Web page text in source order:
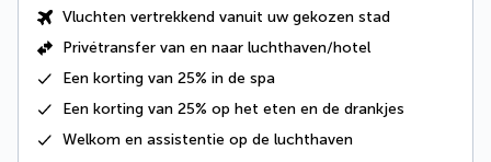
Vluchten vertrekkend vanuit uw gekozen stad
Privétransfer van en naar luchthaven/hotel
Een korting van 25% in de spa
Een korting van 25% op het eten en de drankjes
Welkom en assistentie op de luchthaven